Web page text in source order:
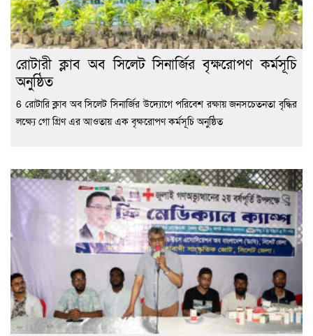
রোটারী ক্লাব অব সিলেট সিনার্জির বৃক্ষরোপণ কর্মসূচি
অনুষ্ঠিত
6 রোটারি ক্লাব অব সিলেট সিনার্জির উদ্যোগে পরিবেশ রক্ষায় জনসচেতনতা বৃদ্ধির
লক্ষ্যে গো গ্রিণ এর আওতায় এক বৃক্ষরোপণ কর্মসূচি অনুষ্ঠিত